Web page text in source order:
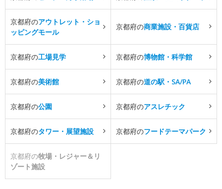
京都府のアウトレット・ショ
ッピングモール
京都府の商業施設・百貨店
京都府の工場見学 京都府の博物館・科学館
京都府の美術館 京都府の道の駅・SA/PA
京都府の公園 京都府のアスレチック
京都府のタワー・展望施設 京都府のフードテーマパーク
京都府の牧場・レジャー＆リ
ゾート施設